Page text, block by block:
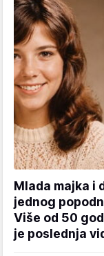
Mlada majka i
jednog
Više od 50
je poslednja